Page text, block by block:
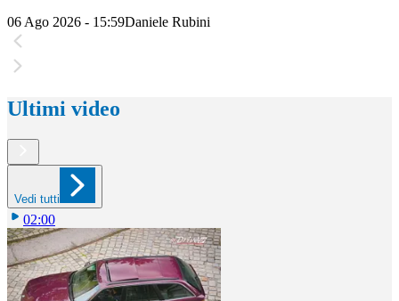
06 Ago 2026 - 15:59Daniele Rubini
Ultimi video
Vedi tutti
02:00